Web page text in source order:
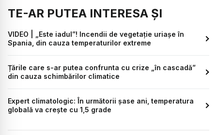
TE-AR PUTEA INTERESA ȘI
VIDEO | „Este iadul”! Incendii de vegetație uriașe în
Spania, din cauza temperaturilor extreme
Țările care s-ar putea confrunta cu crize „în cascadă”
din cauza schimbărilor climatice
Expert climatologic: În următorii șase ani, temperatura
globală va crește cu 1,5 grade